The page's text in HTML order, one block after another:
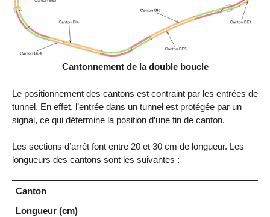
Cantonnement de la double boucle
Le positionnement des cantons est contraint par les entrées de
tunnel. En effet, l’entrée dans un tunnel est protégée par un
signal, ce qui détermine la position d’une fin de canton.
Les sections d’arrêt font entre 20 et 30 cm de longueur. Les
longueurs des cantons sont les suivantes :
Canton
Longueur (cm)